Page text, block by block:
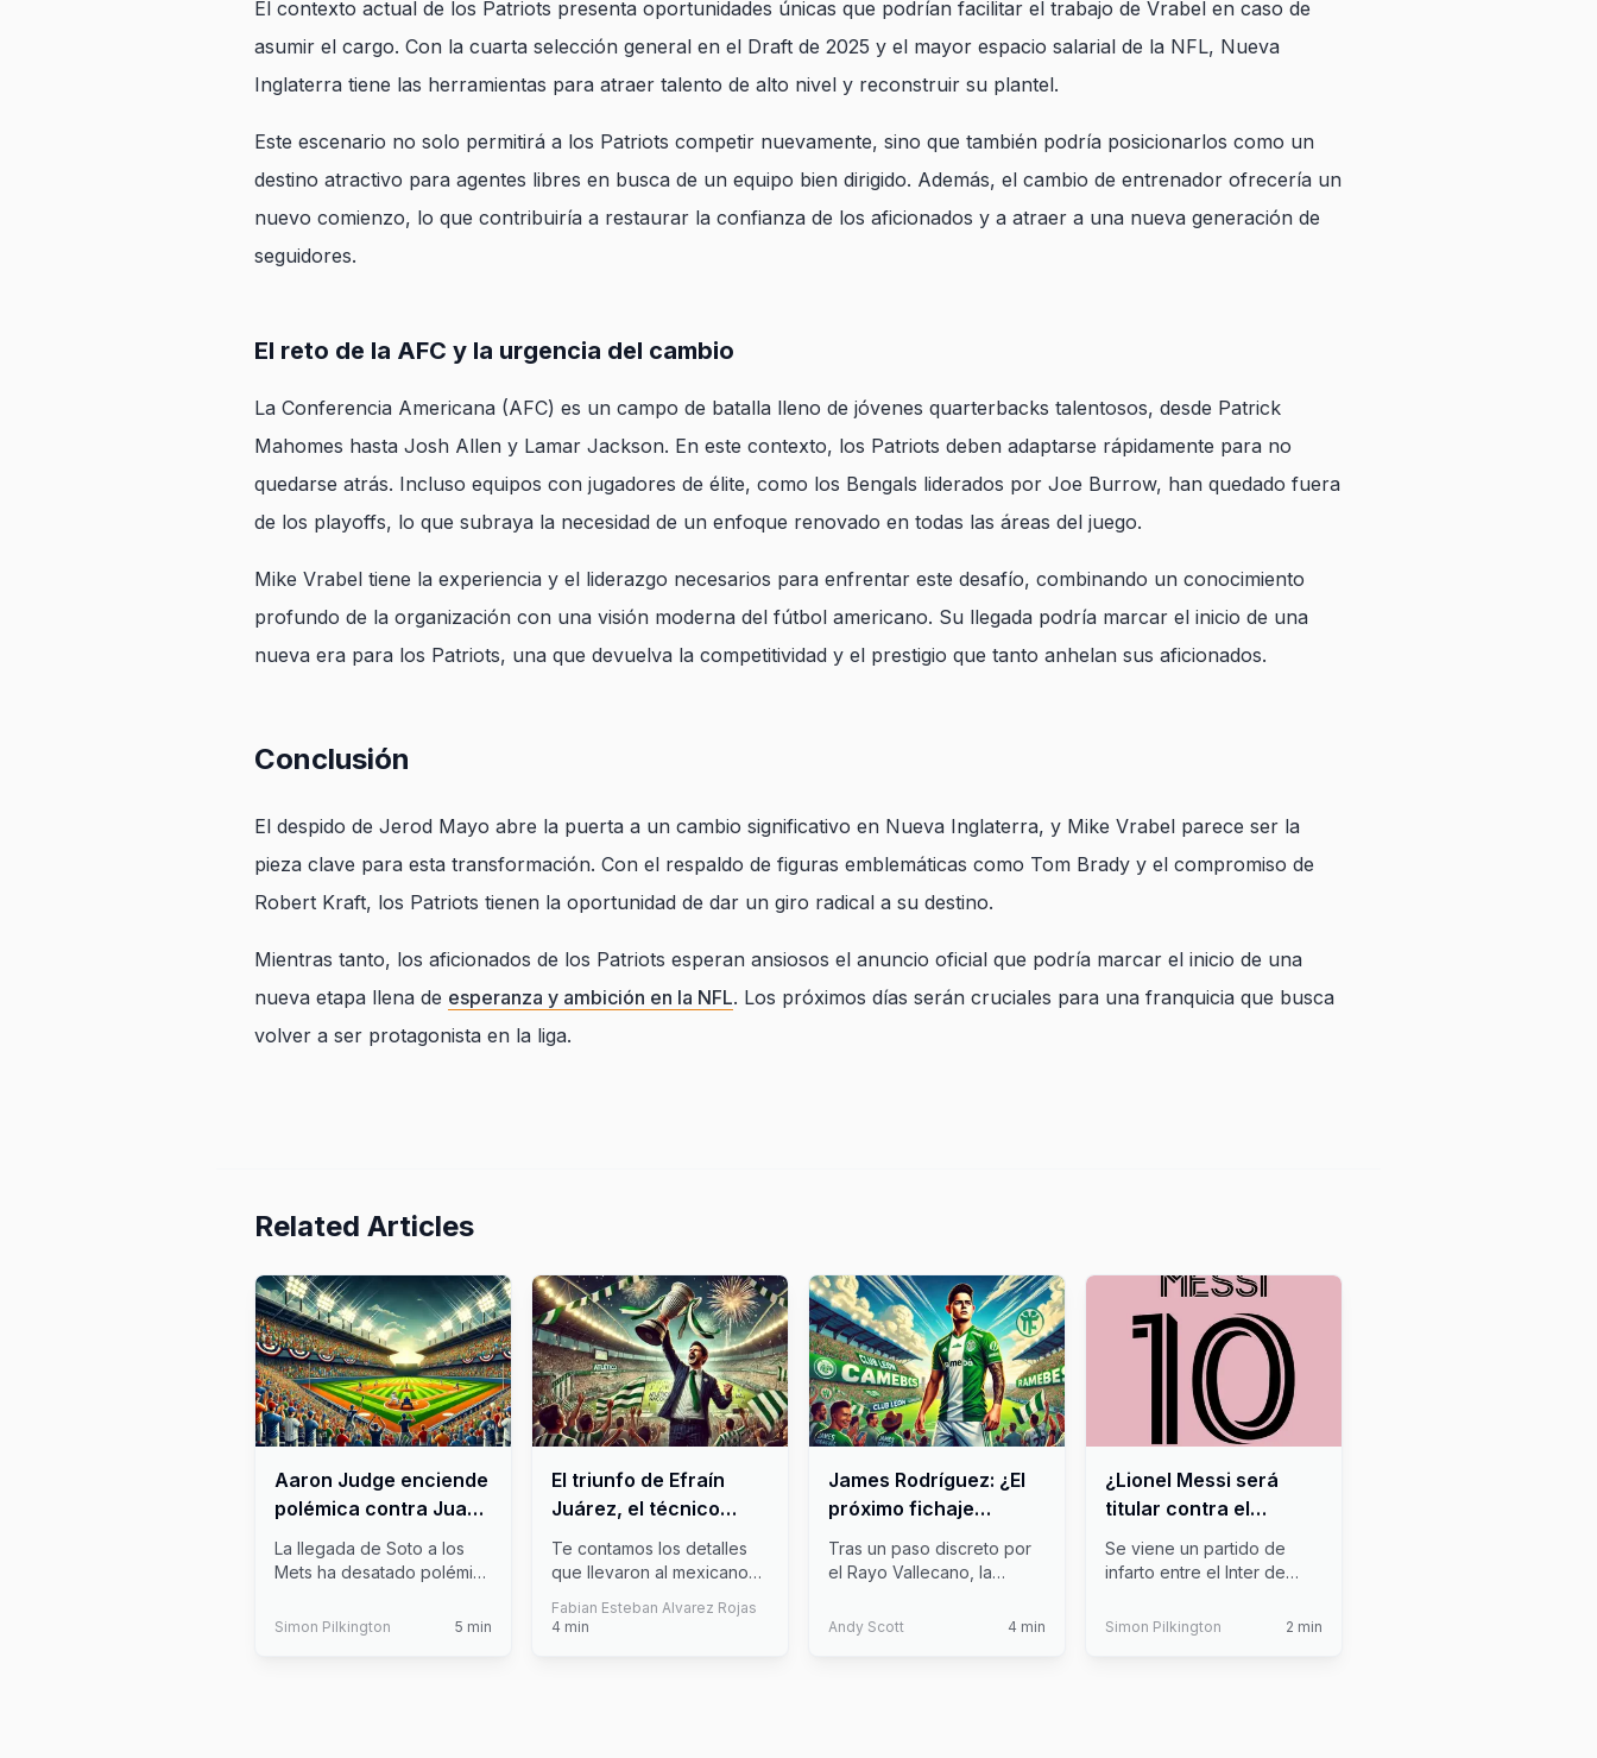
El contexto actual de los Patriots presenta oportunidades únicas que podrían facilitar el trabajo de Vrabel en caso de
asumir el cargo. Con la cuarta selección general en el Draft de 2025 y el mayor espacio salarial de la NFL, Nueva
Inglaterra tiene las herramientas para atraer talento de alto nivel y reconstruir su plantel.
Este escenario no solo permitirá a los Patriots competir nuevamente, sino que también podría posicionarlos como un
destino atractivo para agentes libres en busca de un equipo bien dirigido. Además, el cambio de entrenador ofrecería un
nuevo comienzo, lo que contribuiría a restaurar la confianza de los aficionados y a atraer a una nueva generación de
seguidores.
El reto de la AFC y la urgencia del cambio
La Conferencia Americana (AFC) es un campo de batalla lleno de jóvenes quarterbacks talentosos, desde Patrick
Mahomes hasta Josh Allen y Lamar Jackson. En este contexto, los Patriots deben adaptarse rápidamente para no
quedarse atrás. Incluso equipos con jugadores de élite, como los Bengals liderados por Joe Burrow, han quedado fuera
de los playoffs, lo que subraya la necesidad de un enfoque renovado en todas las áreas del juego.
Mike Vrabel tiene la experiencia y el liderazgo necesarios para enfrentar este desafío, combinando un conocimiento
profundo de la organización con una visión moderna del fútbol americano. Su llegada podría marcar el inicio de una
nueva era para los Patriots, una que devuelva la competitividad y el prestigio que tanto anhelan sus aficionados.
Conclusión
El despido de Jerod Mayo abre la puerta a un cambio significativo en Nueva Inglaterra, y Mike Vrabel parece ser la
pieza clave para esta transformación. Con el respaldo de figuras emblemáticas como Tom Brady y el compromiso de
Robert Kraft, los Patriots tienen la oportunidad de dar un giro radical a su destino.
Mientras tanto, los aficionados de los Patriots esperan ansiosos el anuncio oficial que podría marcar el inicio de una
nueva etapa llena de esperanza y ambición en la NFL. Los próximos días serán cruciales para una franquicia que busca
volver a ser protagonista en la liga.
Related Articles
Aaron Judge enciende
polémica contra Juan
Soto en la MLB
La llegada de Soto a los
Mets ha desatado polémica
contrat...
Simon Pilkington 5 min
El triunfo de Efraín
Juárez, el técnico
mexicano, al mando
del Atlético Nacional
Te contamos los detalles
que llevaron al mexicano
en...
Fabian Esteban Alvarez Rojas
4 min
James Rodríguez: ¿El
próximo fichaje
estrella del Club León?
Tras un paso discreto por
el Rayo Vallecano, la
cons ...
Andy Scott 4 min
¿Lionel Messi será
titular contra el
América?
Se viene un partido de
infarto entre el Inter de
México. ¿...
Simon Pilkington 2 min